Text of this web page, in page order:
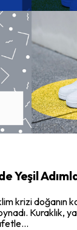
Yeşil
krizi doğanın
Kuraklık,